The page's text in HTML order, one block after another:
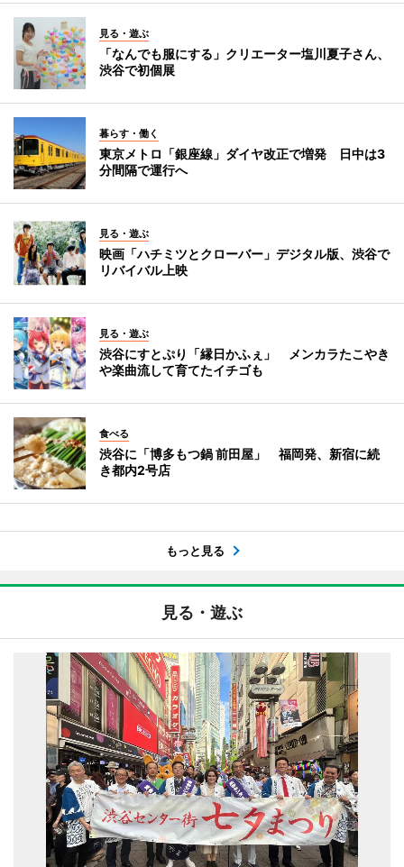
見る・遊ぶ
「なんでも服にする」クリエーター塩川夏子さん、
渋谷で初個展
暮らす・働く
東京メトロ「銀座線」ダイヤ改正で増発 日中は3
分間隔で運行へ
見る・遊ぶ
映画「ハチミツとクローバー」デジタル版、渋谷で
リバイバル上映
見る・遊ぶ
渋谷にすとぷり「縁日かふぇ」 メンカラたこやき
や楽曲流して育てたイチゴも
食べる
渋谷に「博多もつ鍋 前田屋」 福岡発、新宿に続
き都内2号店
もっと見る
見る・遊ぶ